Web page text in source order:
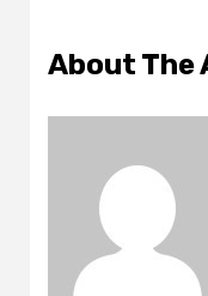
About The